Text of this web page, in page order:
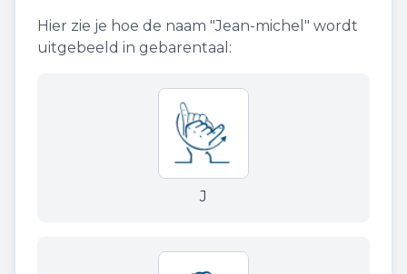
Hier zie je hoe de naam "Jean-michel " wordt
uitgebeeld in gebarentaal:
J